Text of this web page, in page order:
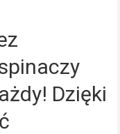
Dzięki